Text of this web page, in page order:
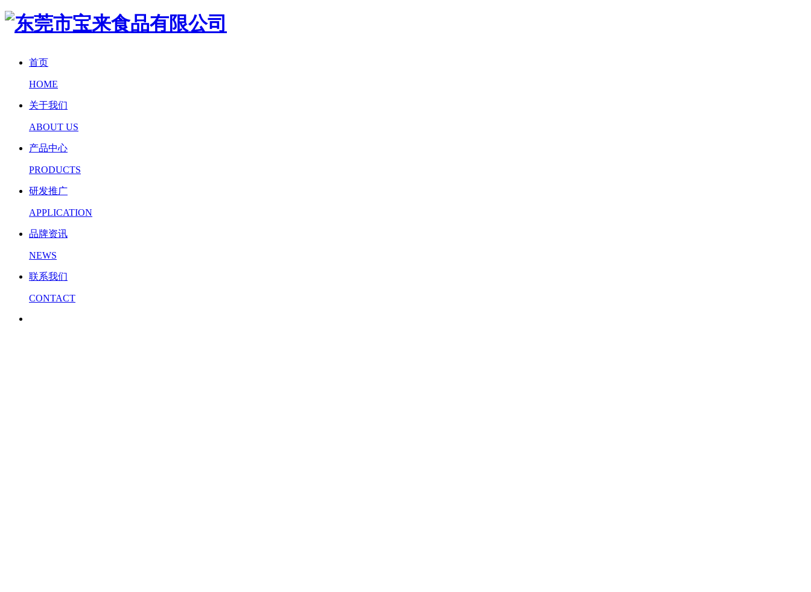
首页
HOME
关于我们
ABOUT US
产品中心
PRODUCTS
研发推广
APPLICATION
品牌资讯
NEWS
联系我们
CONTACT